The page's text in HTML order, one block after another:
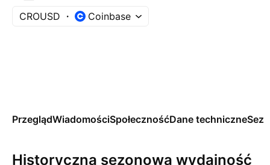
CROUSD Coinbase
PrzeglądWiadomościSpołecznośćDane techniczne
Historyczna sezonowa wydajność